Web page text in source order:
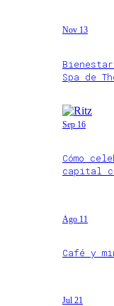
Nov 13
Spa de
Sep 16
Cómo
capital
Ago 11
Café y
Jul 21